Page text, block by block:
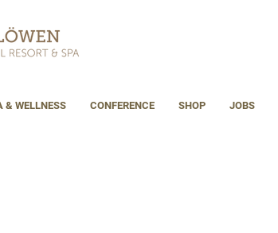
& WELLNESS CONFERENCE SHOP JOBS